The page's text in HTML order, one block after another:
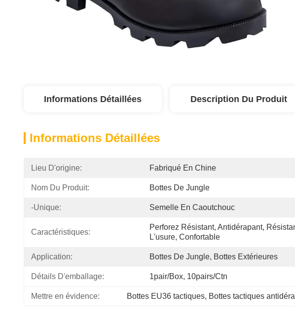
Informations Détaillées Description Du Produit
Informations Détaillées
Lieu D'origine: Fabriqué En Chine
Nom Du Produit: Bottes De Jungle
-unique: Semelle En Caoutchouc
Caractéristiques:
Perforez Résistant, Antidérapant,
L'usure, Confortable
Application: Bottes De Jungle, Bottes Extérieures
Détails D'emballage: 1pair/box, 10pairs/ctn
Mettre en évidence: Bottes EU36 tactiques, Bottes tactiques